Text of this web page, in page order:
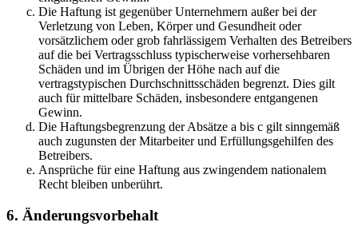
Die Haftung ist gegenüber Unternehmern außer bei der
Verletzung von Leben, Körper und Gesundheit oder
vorsätzlichem oder grob fahrlässigem Verhalten des Betreibers
auf die bei Vertragsschluss typischerweise vorhersehbaren
Schäden und im Übrigen der Höhe nach auf die
vertragstypischen Durchschnittsschäden begrenzt. Dies gilt
auch für mittelbare Schäden, insbesondere entgangenen
Gewinn.
Die Haftungsbegrenzung der Absätze a bis c gilt sinngemäß
auch zugunsten der Mitarbeiter und Erfüllungsgehilfen des
Betreibers.
Ansprüche für eine Haftung aus zwingendem nationalem
Recht bleiben unberührt.
6. Änderungsvorbehalt